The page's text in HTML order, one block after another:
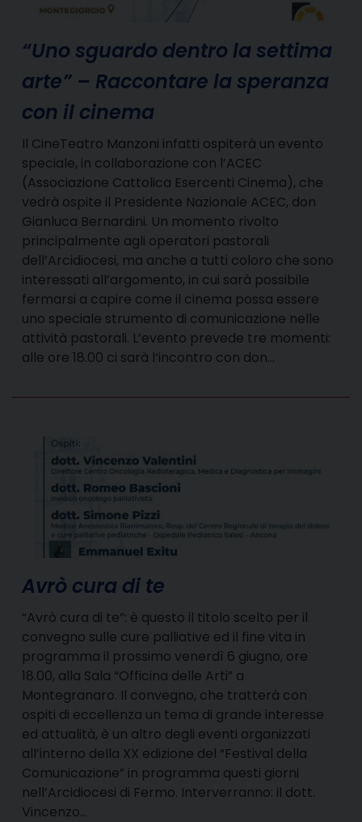
“Uno sguardo dentro la settima
arte” – Raccontare la speranza
con il cinema
Il CineTeatro Manzoni infatti ospiterà un evento
speciale, in collaborazione con l’ACEC
(Associazione Cattolica Esercenti Cinema), che
vedrà ospite il Presidente Nazionale ACEC, don
Gianluca Bernardini. Un momento rivolto
principalmente agli operatori pastorali
dell’Arcidiocesi, ma anche a tutti coloro che sono
interessati all’argomento, in cui sarà possibile
fermarsi a capire come il cinema possa essere
uno speciale strumento di comunicazione nelle
attività pastorali. L’evento prevede tre momenti:
alle ore 18.00 ci sarà l’incontro con don…
Avrò cura di te
“Avrò cura di te”: è questo il titolo scelto per il
convegno sulle cure palliative ed il fine vita in
programma il prossimo venerdì 6 giugno, ore
18.00, alla Sala “Officina delle Arti” a
Montegranaro. Il convegno, che tratterà con
ospiti di eccellenza un tema di grande interesse
ed attualità, è un altro degli eventi organizzati
all’interno della XX edizione del “Festival della
Comunicazione” in programma questi giorni
nell’Arcidiocesi di Fermo. Interverranno: il dott.
Vincenzo…